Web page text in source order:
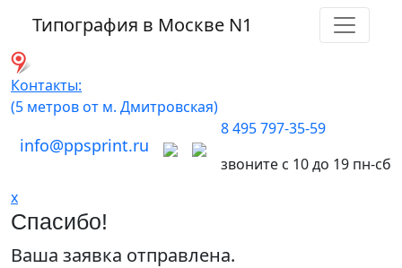
Типография в Москве N1
Контакты:
(5 метров от м. Дмитровская)
info@ppsprint.ru
8 495 797-35-59
звоните с 10 до 19 пн-сб
x
Спасибо!
Ваша заявка отправлена.